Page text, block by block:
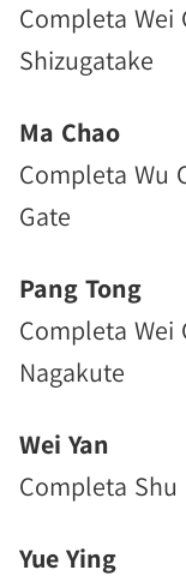
Completa Wei
Shizugatake
Ma Chao
Completa Wu
Gate
Pang Tong
Completa
Nagakute
Wei Yan
Completa
Yue Ying